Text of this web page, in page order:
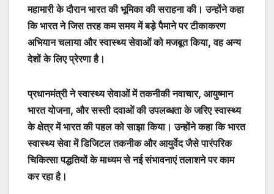
महामारी के दौरान भारत की भूमिका की सराहना की। उन्होंने कहा
कि भारत ने जिस तरह कम समय में बड़े पैमाने पर टीकाकरण
अभियान चलाया और स्वास्थ्य सेवाओं को मजबूत किया, वह अन्य
देशों के लिए प्रेरणा है।
प्रधानमंत्री ने स्वास्थ्य सेवाओं में तकनीकी नवाचार, आयुष्मान
भारत योजना, और सस्ती दवाओं की उपलब्धता के जरिए स्वास्थ्य
के क्षेत्र में भारत की पहल को साझा किया। उन्होंने कहा कि भारत
स्वास्थ्य सेवा में डिजिटल तकनीक और आयुर्वेद जैसे पारंपरिक
चिकित्सा पद्धतियों के माध्यम से नई संभावनाएं तलाशने पर काम
कर रहा है।